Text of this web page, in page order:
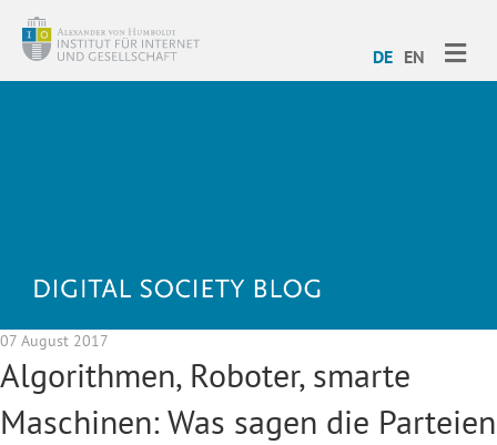
DE EN
07 August 2017
Algorithmen, Roboter, smarte
Maschinen: Was sagen die Parteien